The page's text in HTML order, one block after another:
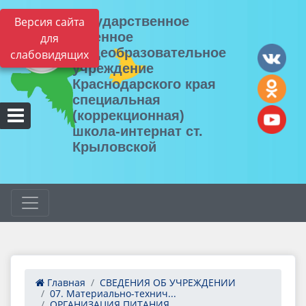
Версия сайта
для
слабовидящих
Государственное
казенное
общеобразовательное
учреждение
Краснодарского края
специальная
(коррекционная)
школа-интернат ст.
Крыловской
Главная
СВЕДЕНИЯ ОБ УЧРЕЖДЕНИИ
07. Материально-технич...